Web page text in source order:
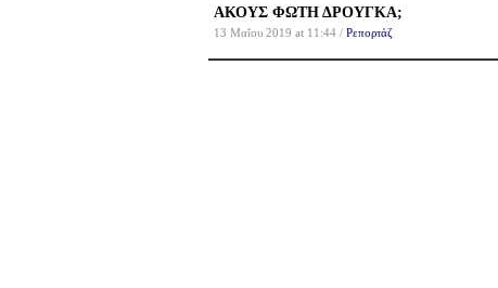
ΑΚΟΥΣ ΦΩΤΗ ΔΡΟΥΓΚΑ;
13 Μαΐου 2019 at 11:44 / Ρεπορτάζ